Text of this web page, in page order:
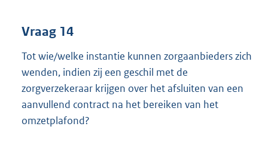
Vraag 14
Tot wie/welke instantie kunnen zorgaanbieders zich
wenden, indien zij een geschil met de
zorgverzekeraar krijgen over het afsluiten van een
aanvullend contract na het bereiken van het
omzetplafond?